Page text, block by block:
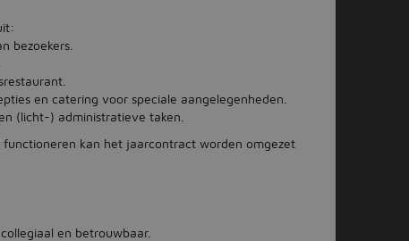
bezoekers.
en catering voor speciale aangelegenheden.
(licht-) administratieve taken.
kan het jaarcontract worden omgezet
en betrouwbaar.